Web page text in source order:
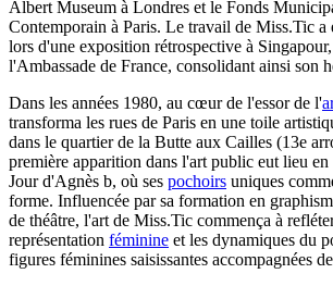
Albert Museum à Londres et le Fonds
Contemporain à Paris. Le travail de Miss.Tic a
lors d'une exposition rétrospective à
l'Ambassade de France, consolidant ainsi son
Dans les années 1980, au cœur de l'essor de l'
transforma les rues de Paris en une toile
dans le quartier de la Butte aux Cailles (13e
première apparition dans l'art public eut lieu
Jour d'Agnès b, où ses pochoirs uniques
forme. Influencée par sa formation en
de théâtre, l'art de Miss.Tic commença à
représentation féminine et les dynamiques du
figures féminines saisissantes accompagnées